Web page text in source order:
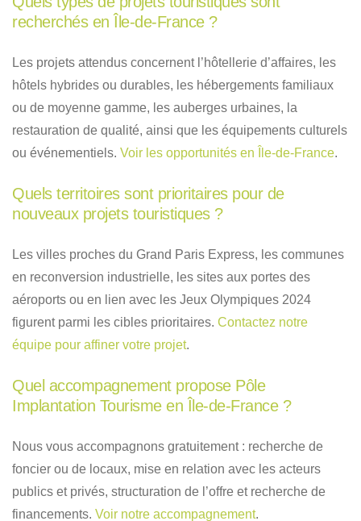
recherchés en Île-de-France ?
Les projets attendus concernent l’hôtellerie d’affaires, les
hôtels hybrides ou durables, les hébergements familiaux
ou de moyenne gamme, les auberges urbaines, la
restauration de qualité, ainsi que les équipements culturels
ou événementiels. Voir les opportunités en Île-de-France.
Quels territoires sont prioritaires pour de
nouveaux projets touristiques ?
Les villes proches du Grand Paris Express, les communes
en reconversion industrielle, les sites aux portes des
aéroports ou en lien avec les Jeux Olympiques 2024
figurent parmi les cibles prioritaires. Contactez notre
équipe pour affiner votre projet.
Quel accompagnement propose Pôle
Implantation Tourisme en Île-de-France ?
Nous vous accompagnons gratuitement : recherche de
foncier ou de locaux, mise en relation avec les acteurs
publics et privés, structuration de l’offre et recherche de
financements. Voir notre accompagnement.